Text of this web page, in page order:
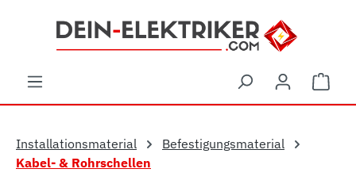
Zum Hauptinhalt springen
Installationsmaterial
Befestigungsmaterial
Kabel- & Rohrschellen